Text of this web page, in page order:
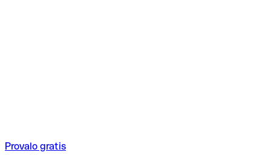
Provalo gratis